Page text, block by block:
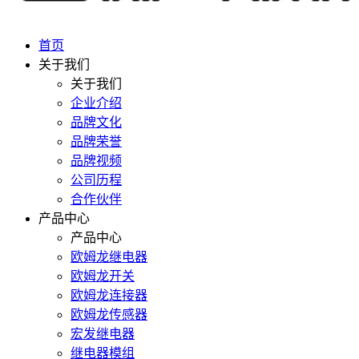
首页
关于我们
关于我们
企业介绍
品牌文化
品牌荣誉
品牌视频
公司历程
合作伙伴
产品中心
产品中心
欧姆龙继电器
欧姆龙开关
欧姆龙连接器
欧姆龙传感器
宏发继电器
继电器模组